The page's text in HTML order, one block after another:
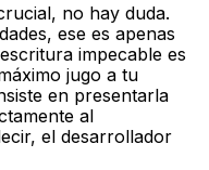
no hay duda.
ese es apenas
impecable es
jugo a tu
en presentarla
al
el desarrollador